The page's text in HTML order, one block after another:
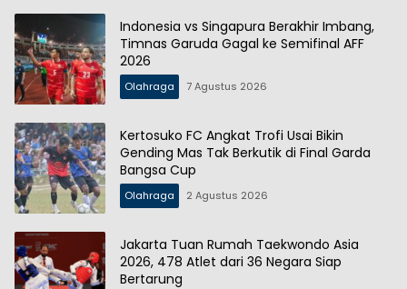
Indonesia vs Singapura Berakhir Imbang,
Timnas Garuda Gagal ke Semifinal AFF
2026
Olahraga 7 Agustus 2026
Kertosuko FC Angkat Trofi Usai Bikin
Gending Mas Tak Berkutik di Final Garda
Bangsa Cup
Olahraga 2 Agustus 2026
Jakarta Tuan Rumah Taekwondo Asia
2026, 478 Atlet dari 36 Negara Siap
Bertarung